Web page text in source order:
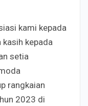
kami kepada
kasih kepada
setia
rangkaian
2023 di